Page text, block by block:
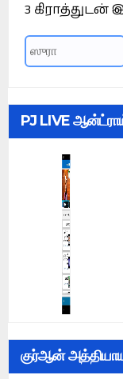
3 கிராத்துடன்
PJ LIVE
குர்ஆன்